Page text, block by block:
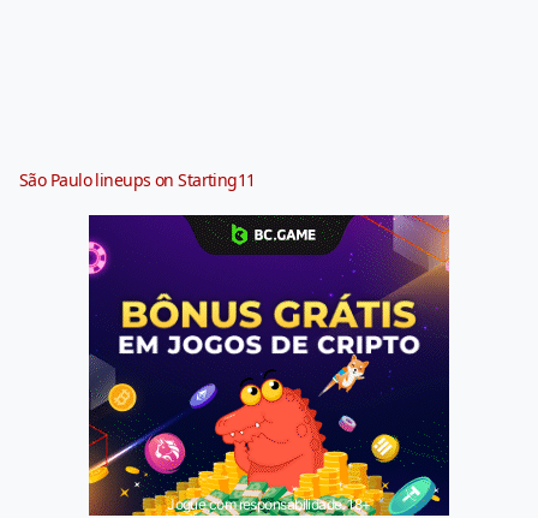
São Paulo lineups on Starting11
Jogue com responsabilidade. 18+